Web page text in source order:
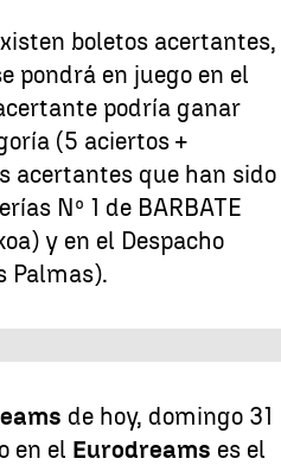
boletos acertantes,
pondrá en juego en el
podría ganar
(5 aciertos +
acertantes que han sido
Nº 1 de BARBATE
y en el Despacho
Palmas).
de hoy, domingo 31
en el Eurodreams es el